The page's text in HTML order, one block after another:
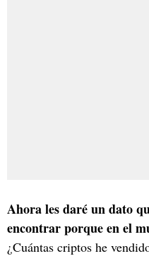
Ahora les daré un dato
encontrar porque en el
¿Cuántas criptos he